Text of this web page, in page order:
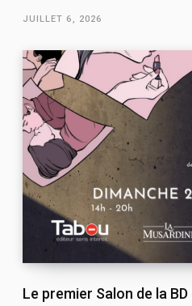
JUILLET 6, 2026
Le premier Salon de la